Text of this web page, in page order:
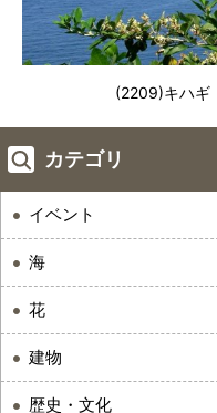
(2209)キハギ
カテゴリ
イベント
海
花
建物
歴史・文化